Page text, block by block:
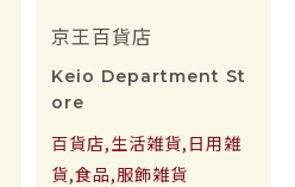
京王百貨店
Keio Department St
ore
百貨店,生活雑貨,日用雑
貨,食品,服飾雑貨